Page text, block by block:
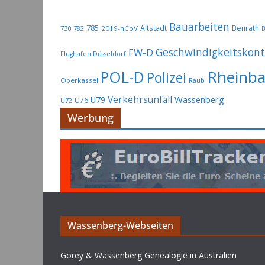
730 782 785 2019-nCoV Altstadt Bauarbeiten Benrath
Flughafen Düsseldorf FW-D
Oberkassel POL-D Polizei Raub
U72 U76 U79 Verkehrsunfall Wassenberg
Werbung
Wassenberg-Webseiten
Gorey & Wassenberg Genealogie in Australien